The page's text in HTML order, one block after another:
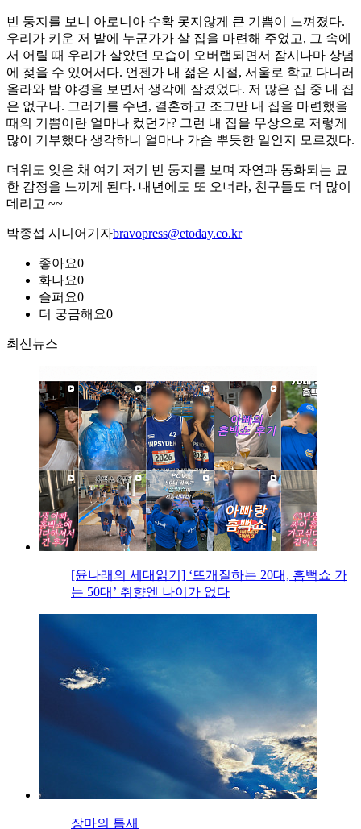
빈 둥지를 보니 아로니아 수확 못지않게 큰 기쁨이 느껴졌다.
우리가 키운 저 밭에 누군가가 살 집을 마련해 주었고, 그 속에
서 어릴 때 우리가 살았던 모습이 오버랩되면서 잠시나마 상념
에 젖을 수 있어서다. 언젠가 내 젊은 시절, 서울로 학교 다니러
올라와 밤 야경을 보면서 생각에 잠겼었다. 저 많은 집 중 내 집
은 없구나. 그러기를 수년, 결혼하고 조그만 내 집을 마련했을
때의 기쁨이란 얼마나 컸던가? 그런 내 집을 무상으로 저렇게
많이 기부했다 생각하니 얼마나 가슴 뿌듯한 일인지 모르겠다.
더위도 잊은 채 여기 저기 빈 둥지를 보며 자연과 동화되는 묘
한 감정을 느끼게 된다. 내년에도 또 오너라, 친구들도 더 많이
데리고 ~~
박종섭 시니어기자bravopress@etoday.co.kr
좋아요0
화나요0
슬퍼요0
더 궁금해요0
최신뉴스
[윤나래의 세대읽기] ‘뜨개질하는 20대, 흠뻑쇼 가
는 50대’ 취향엔 나이가 없다
장마의 틈새